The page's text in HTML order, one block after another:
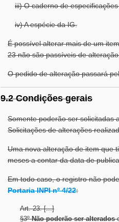
iii) O caderno de
iv) A espécie da IG.
É possível alterar mais de um
23 não são passíveis de
O pedido de alteração passará
9.2 Condições gerais
Somente poderão ser solicitadas
Solicitações de alterações
Uma nova alteração de item que
meses a contar da data de
Em todo caso, o registro não
Portaria INPI nº 4/22:
Art. 23. [...]
§3ºNão poderão ser alterados